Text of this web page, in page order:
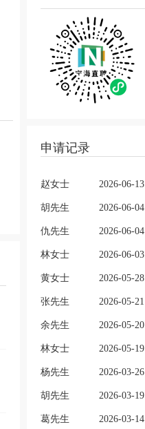
申请记录
赵女士 2026-06-13
胡先生 2026-06-04
仇先生 2026-06-04
林女士 2026-06-03
黄女士 2026-05-28
张先生 2026-05-21
余先生 2026-05-20
林女士 2026-05-19
杨先生 2026-03-26
胡先生 2026-03-19
葛先生 2026-03-14